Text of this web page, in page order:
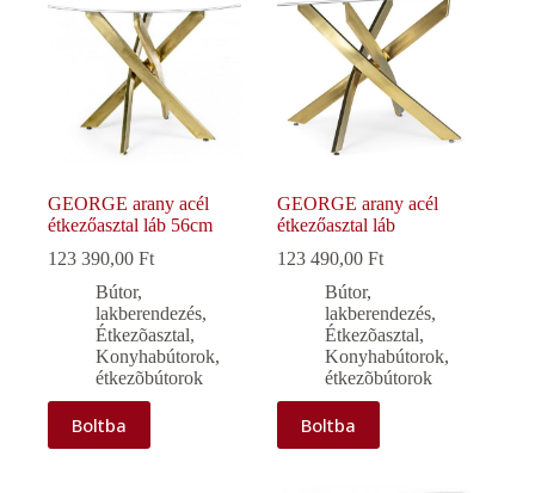
GEORGE arany acél
étkezőasztal láb 56cm
123 390,00 Ft
Bútor,
lakberendezés,
Étkezõasztal,
Konyhabútorok,
étkezõbútorok
Boltba
GEORGE arany acél
étkezőasztal láb
123 490,00Ft
Bútor,
lakberendezés,
Étkezõasztal,
Konyhabútorok,
étkezõbútorok
Boltba